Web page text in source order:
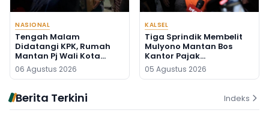
NASIONAL
Tengah Malam
Didatangi KPK, Rumah
Mantan Pj Wali Kota
Digeledah, Empat Koper
Dibawa
06 Agustus 2026
KALSEL
Tiga Sprindik Membelit
Mulyono Mantan Bos
Kantor Pajak
Banjarmasin
05 Agustus 2026
Berita Terkini Indeks